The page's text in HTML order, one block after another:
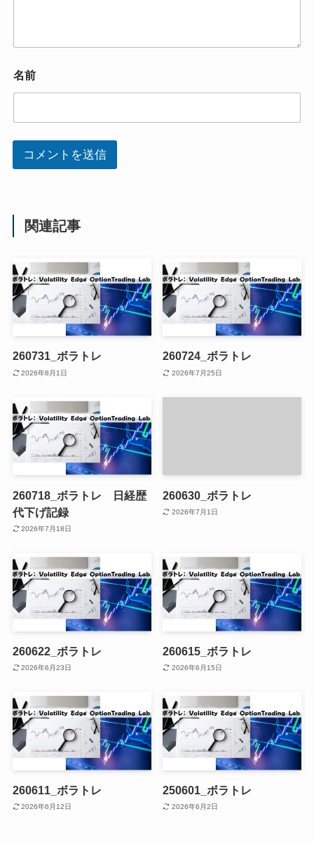
名前
コメントを送信
関連記事
260731_ボラトレ
2026年8月1日
260724_ボラトレ
2026年7月25日
260718_ボラトレ 日経歴
代下げ記録
2026年7月18日
260630_ボラトレ
2026年7月1日
260622_ボラトレ
2026年6月23日
260615_ボラトレ
2026年6月15日
260611_ボラトレ
2026年6月12日
250601_ボラトレ
2026年6月2日